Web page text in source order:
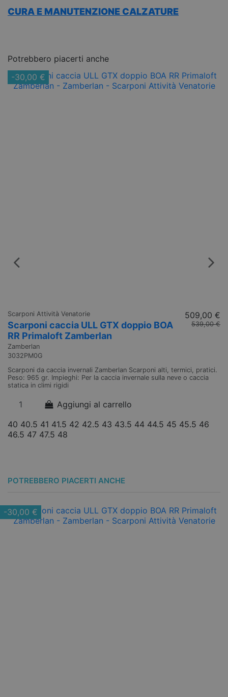
CURA E MANUTENZIONE CALZATURE
Potrebbero piacerti anche
-30,00 €
Scarponi Attività Venatorie
Scarponi caccia ULL GTX doppio BOA
RR Primaloft Zamberlan
Zamberlan
3032PM0G
509,00 €
539,00 €
Scarponi da caccia invernali Zamberlan Scarponi alti, termici, pratici.
Peso: 965 gr. Impieghi: Per la caccia invernale sulla neve o caccia
statica in climi rigidi
Aggiungi al carrello
40 40.5 41 41.5 42 42.5 43 43.5 44 44.5 45 45.5 46
46.5 47 47.5 48
POTREBBERO PIACERTI ANCHE
-30,00 €